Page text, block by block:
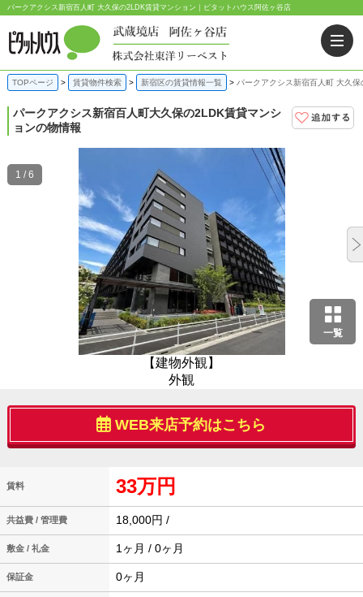
パークアクシス新宿百人町 大久保の2LDK賃貸マンション｜ピタットハウス阿佐ヶ谷店
TOPページ 賃貸物件検索 新宿区の賃貸情報一覧 パークアクシス新宿百人町 大久
パークアクシス新宿百人町大久保の2LDK賃貸マンシ
ョンの物情報
一覧
【建物外観】
外観
1 / 6
WEB来店予約はこちら
賃料 33万円
共益費 / 管理費 18,000円 /
敷金 / 礼金 1ヶ月 / 0ヶ月
保証金 0ヶ月